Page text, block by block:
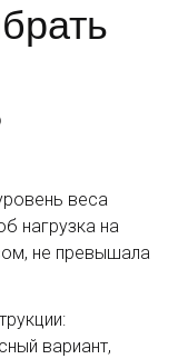
веса
нагрузка на
не превышала
вариант,